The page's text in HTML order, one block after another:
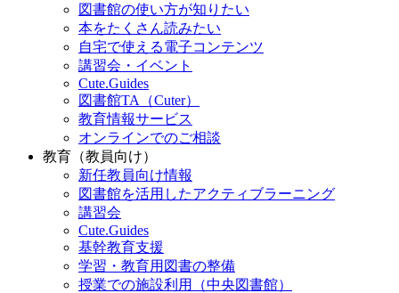
図書館の使い方が知りたい
本をたくさん読みたい
自宅で使える電子コンテンツ
講習会・イベント
Cute.Guides
図書館TA（Cuter）
教育情報サービス
オンラインでのご相談
教育（教員向け）
新任教員向け情報
図書館を活用したアクティブラーニング
講習会
Cute.Guides
基幹教育支援
学習・教育用図書の整備
授業での施設利用（中央図書館）